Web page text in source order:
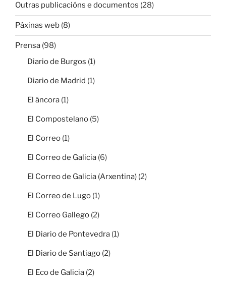
Outras publicacións e documentos (28)
Páxinas web (8)
Prensa (98)
Diario de Burgos (1)
Diario de Madrid (1)
El áncora (1)
El Compostelano (5)
El Correo (1)
El Correo de Galicia (6)
El Correo de Galicia (Arxentina) (2)
El Correo de Lugo (1)
El Correo Gallego (2)
El Diario de Pontevedra (1)
El Diario de Santiago (2)
El Eco de Galicia (2)